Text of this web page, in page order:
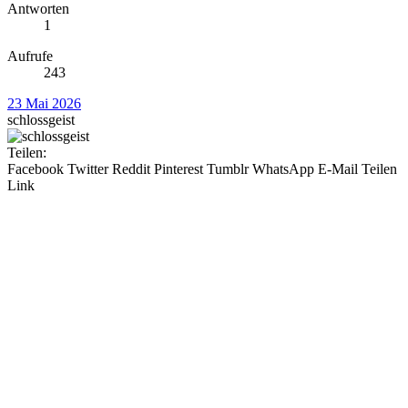
Antworten
1
Aufrufe
243
23 Mai 2026
schlossgeist
Teilen:
Facebook Twitter Reddit Pinterest Tumblr WhatsApp E-Mail Teilen
Link